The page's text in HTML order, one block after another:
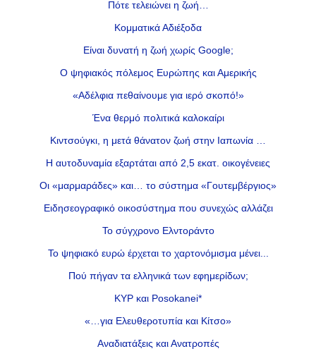
Πότε τελειώνει η ζωή…
Κομματικά Αδιέξοδα
Είναι δυνατή η ζωή χωρίς Google;
Ο ψηφιακός πόλεμος Ευρώπης και Αμερικής
«Αδέλφια πεθαίνουμε για ιερό σκοπό!»
Ένα θερμό πολιτικά καλοκαίρι
Κιντσούγκι, η μετά θάνατον ζωή στην Ιαπωνία …
Η αυτοδυναμία εξαρτάται από 2,5 εκατ. οικογένειες
Οι «μαρμαράδες» και… το σύστημα «Γουτεμβέργιος»
Ειδησεογραφικό οικοσύστημα που συνεχώς αλλάζει
Το σύγχρονο Ελντοράντο
Το ψηφιακό ευρώ έρχεται το χαρτονόμισμα μένει...
Πού πήγαν τα ελληνικά των εφημερίδων;
ΚΥΡ και Posokanei*
«…για Ελευθεροτυπία και Κίτσο»
Αναδιατάξεις και Ανατροπές